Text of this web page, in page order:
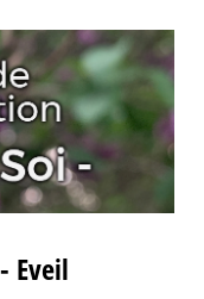
Eveil